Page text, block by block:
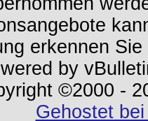
erkennen
by
©2000 -
Gehostet